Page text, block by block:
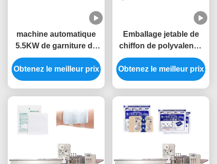
machine automatique
5.5KW de garniture du
joint 50Hz pour les
produits médicaux
Obtenez le meilleur prix
Emballage jetable de
chiffon de polyvalence
de machine de garniture
du joint du côté 2.5KW 4
Obtenez le meilleur prix